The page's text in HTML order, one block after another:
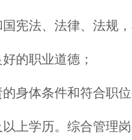
宪法、法律、法规
的职业道德；
身体条件和符合职
上学历。综合管理